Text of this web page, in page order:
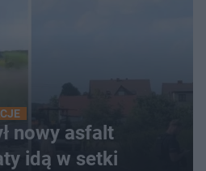
nowy asfalt
idą w setki